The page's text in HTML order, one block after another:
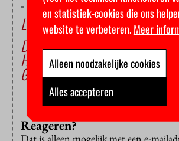
Lees ook
Die drie achillespezen zijn er toch
Hoe loopt Lucas? (3)
Geen patat en pizza: op naar het EK
Reageren?
en statistiek-cookies die ons
website te verbeteren.Meer
Alleen noodzakelijke cookies
Alles accepteren